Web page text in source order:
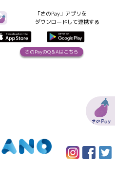
「さのPay」アプリを
ダウンロードして連携する
さのPayのQ＆Aはこちら